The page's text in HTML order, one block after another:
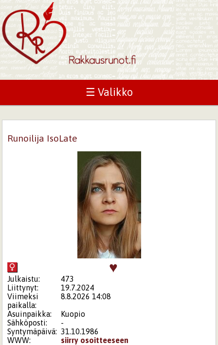
☰ Valikko
Runoilija IsoLate
♥
Julkaistu:
473
Liittynyt:
19.7.2024
Viimeksi
paikalla:
8.8.2026 14:08
Asuinpaikka:
Kuopio
Sähköposti:
-
Syntymäpäivä: 31.10.1986
WWW:
siirry osoitteeseen